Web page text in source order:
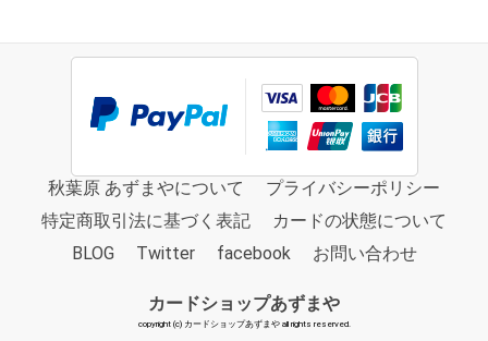
秋葉原 あずまやについて
プライバシーポリシー
特定商取引法に基づく表記
カードの状態について
BLOG
Twitter facebook お問い合わせ
カードショップあずまや
copyright (c) カードショップあずまや all rights reserved.